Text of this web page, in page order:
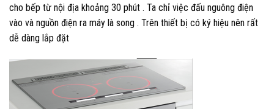
cho bếp từ nội địa khoảng 30 phút . Ta chỉ việc đấu nguông điện
vào và nguồn điện ra máy là song . Trên thiết bị có ký hiệu nên rất
dễ dàng lắp đặt